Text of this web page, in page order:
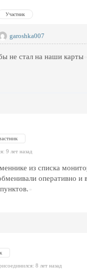
Участник
garoshka007
не стал на наши карты
9 лет назад
из списка
оперативно
8 лет назад